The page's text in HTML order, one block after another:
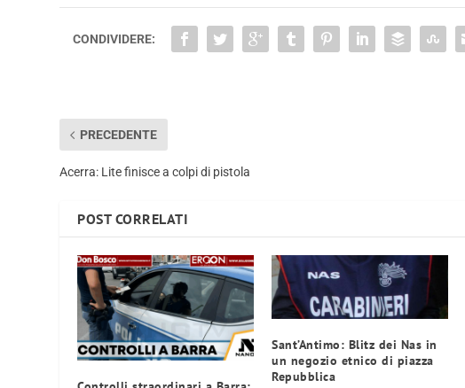
CONDIVIDERE:
PRECEDENTE
Acerra: Lite finisce a colpi di pistola
POST CORRELATI
Sant’Antimo: Blitz dei Nas in
un negozio etnico di piazza
Repubblica